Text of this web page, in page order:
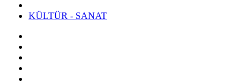
KÜLTÜR - SANAT